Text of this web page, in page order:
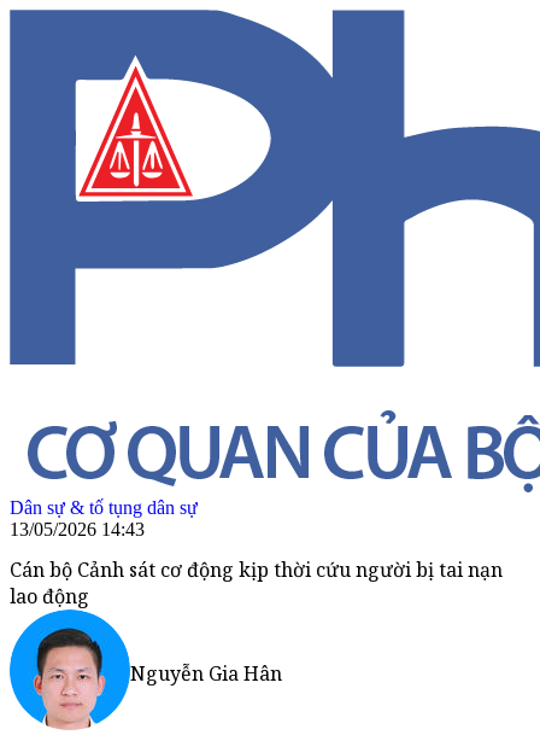
Dân sự & tố tụng dân sự
13/05/2026 14:43
Cán bộ Cảnh sát cơ động kịp thời cứu người bị tai nạn
lao động
Nguyễn Gia Hân